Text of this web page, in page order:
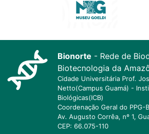
Bionorte - Rede de
Biotecnologia da
Cidade Universitária Prof.
Netto(Campus Guamá) -
Biológicas(ICB)
Coordenação Geral do PPG-
Av. Augusto Corrêa, nº 1,
CEP: 66.075-110